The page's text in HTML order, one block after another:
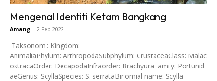
Mengenal Identiti Ketam Bangkang
Amang - 2 Feb 2022
Taksonomi: Kingdom:
AnimaliaPhylum: ArthropodaSubphylum: CrustaceaClass: Malac
ostracaOrder: DecapodaInfraorder: BrachyuraFamily: Portunid
aeGenus: ScyllaSpecies: S. serrataBinomial name: Scylla